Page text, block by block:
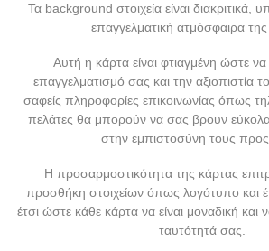
Τα background στοιχεία είναι διακριτικά,
επαγγελματική ατμόσφαιρα
Αυτή η κάρτα είναι φτιαγμένη ώστε
επαγγελματισμό σας και την αξιοπιστία
σαφείς πληροφορίες επικοινωνίας όπως
πελάτες θα μπορούν να σας βρουν
στην εμπιστοσύνη τους
Η προσαρμοστικότητα της κάρτας
προσθήκη στοιχείων όπως λογότυπο και
έτσι ώστε κάθε κάρτα να είναι μοναδική και
ταυτότητά σας.